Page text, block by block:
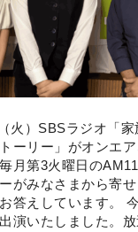
火）SBSラジオ「
ーリー」がオンエ
月第3火曜日の
がみなさまから寄
答えしています。
演いたしました。